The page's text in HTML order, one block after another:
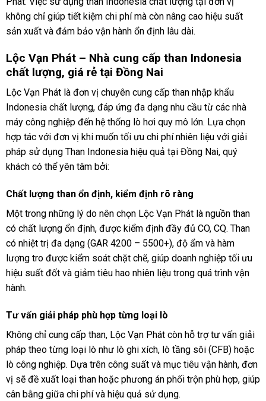
không chỉ giúp tiết kiệm chi phí mà còn nâng cao hiệu suất
sản xuất và đảm bảo vận hành ổn định lâu dài.
Lộc Vạn Phát – Nhà cung cấp than Indonesia
chất lượng, giá rẻ tại Đồng Nai
Lộc Vạn Phát là đơn vị chuyên cung cấp than nhập khẩu
Indonesia chất lượng, đáp ứng đa dạng nhu cầu từ các nhà
máy công nghiệp đến hệ thống lò hơi quy mô lớn. Lựa chọn
hợp tác với đơn vị khi muốn tối ưu chi phí nhiên liệu với giải
pháp sử dụng Than Indonesia hiệu quả tại Đồng Nai, quý
khách có thể yên tâm bởi:
Chất lượng than ổn định, kiểm định rõ ràng
Một trong những lý do nên chọn Lộc Vạn Phát là nguồn than
có chất lượng ổn định, được kiểm định đầy đủ CO, CQ. Than
có nhiệt trị đa dạng (GAR 4200 – 5500+), độ ẩm và hàm
lượng tro được kiểm soát chặt chẽ, giúp doanh nghiệp tối ưu
hiệu suất đốt và giảm tiêu hao nhiên liệu trong quá trình vận
hành.
Tư vấn giải pháp phù hợp từng loại lò
Không chỉ cung cấp than, Lộc Vạn Phát còn hỗ trợ tư vấn giải
pháp theo từng loại lò như lò ghi xích, lò tầng sôi (CFB) hoặc
lò công nghiệp. Dựa trên công suất và mục tiêu vận hành, đơn
vị sẽ đề xuất loại than hoặc phương án phối trộn phù hợp, giúp
cân bằng giữa chi phí và hiệu quả sử dụng.